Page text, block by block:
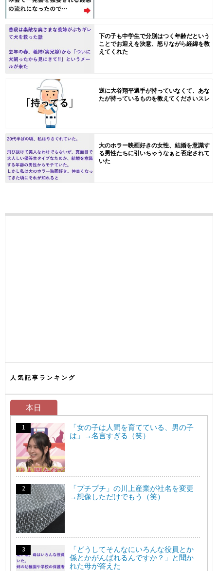
下の子も中学生で分別はつく年齢だという
ことでお迎えを決意、怒りながら経緯を教
えてくれた
逆に大谷翔平選手が持っていなくて、あな
たが持っているものを教えてくださいスレ
大のホラー映画好きの女性、結婚を意識す
る男性たちに引いちゃうなぁと否定されて
いた
人気記事ランキング
本日
「女の子は人間を育てている、男の子
は」→名言すぎる（笑）
「プチプチ」の川上産業が社名を変更
→想像しただけでもう（笑）
「どうしてそんなにいろんな役員とか
係とかがんばれるんですか？」と聞か
れた母が答えた